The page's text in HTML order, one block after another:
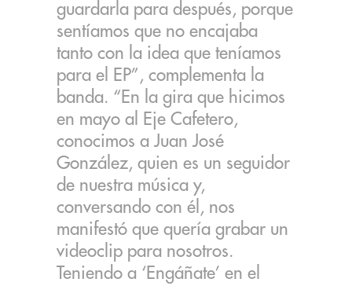
guardarla para después, porque
sentíamos que no encajaba
tanto con la idea que teníamos
para el EP”, complementa la
banda. “En la gira que hicimos
en mayo al Eje Cafetero,
conocimos a Juan José
González, quien es un seguidor
de nuestra música y,
conversando con él, nos
manifestó que quería grabar un
videoclip para nosotros.
Teniendo a ‘Engáñate’ en el